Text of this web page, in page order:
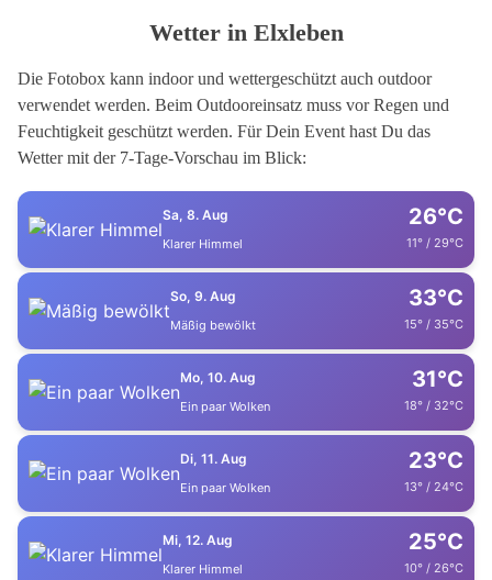
Wetter in Elxleben
Die Fotobox kann indoor und wettergeschützt auch outdoor
verwendet werden. Beim Outdooreinsatz muss vor Regen und
Feuchtigkeit geschützt werden. Für Dein Event hast Du das
Wetter mit der 7-Tage-Vorschau im Blick:
Sa, 8. Aug
Klarer Himmel
26°C
11° / 29°C
So, 9. Aug
Mäßig bewölkt
33°C
15° / 35°C
Mo, 10. Aug
Ein paar Wolken
31°C
18° / 32°C
Di, 11. Aug
Ein paar Wolken
23°C
13° / 24°C
Mi, 12. Aug
Klarer Himmel
25°C
10° / 26°C